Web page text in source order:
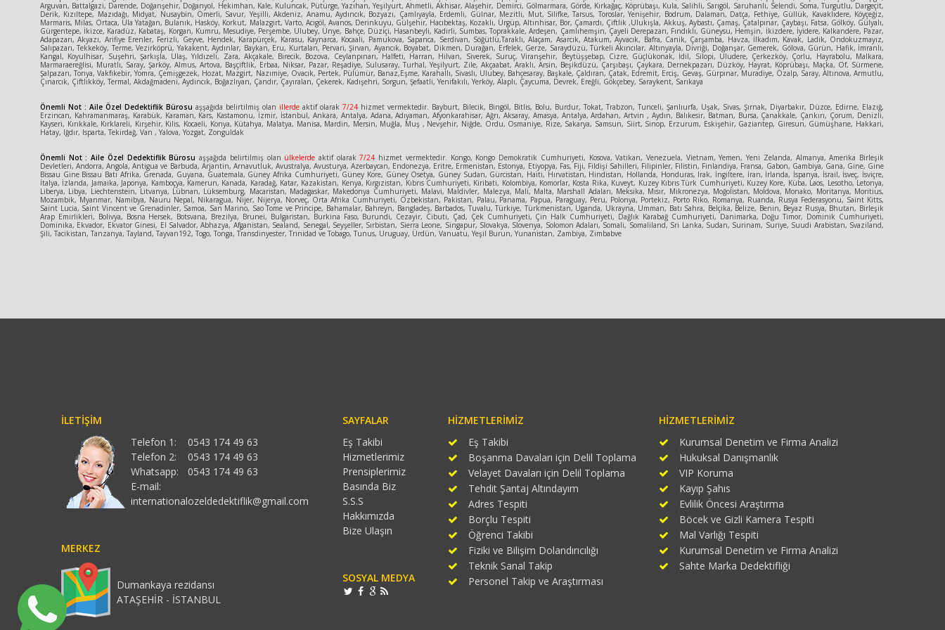
Arguvan, Battalgazi, Darende, Doğanşehir, Doğanyol, Hekimhan, Kale, Kuluncak, Pütürge, Yazıhan, Yeşilyurt, Ahmetli, Akhisar, Alaşehir, Demirci, Gölmarmara, Görde, Kırkağaç, Köprübaşı, Kula, Salihli, Sarıgöl, Saruhanlı, Selendi, Soma, Turgutlu, Dargeçit,
Derik, Kızıltepe, Mazıdağı, Midyat, Nusaybin, Ömerli, Savur, Yeşilli, Akdeniz, Anamu, Aydıncık, Bozyazı, Çamlıyayla, Erdemli, Gülnar, Mezitli, Mut, Silifke, Tarsus, Toroslar, Yenişehir, Bodrum, Dalaman, Datça, Fethiye, Güllük, Kavaklıdere, Köyçeğiz,
Marmaris, Milas, Ortaca, Ula Yatağan, Bulanık, Hasköy, Korkut, Malazgirt, Varto, Acıgöl, Avanos, Derinkuyu, Gülşehir, Hacıbektaş, Kozaklı, Ürgüp, Altınhisar, Bor, Çamardı, Çiftlik ,Ulukışla, Akkuş, Aybastı, Çamaş, Çatalpınar, Çaybaşı, Fatsa, Gölköy, Gülyalı,
Gürgentepe, İkizce, Karadüz, Kabataş, Korgan, Kumru, Mesudiye, Perşembe, Ulubey, Ünye, Bahçe, Düziçi, Hasanbeyli, Kadirli, Sumbas, Toprakkale, Ardeşen, Çamlıhemşin, Çayeli Derepazarı, Fındıklı, Güneysu, Hemşin, İkizdere, İyidere, Kalkandere, Pazar,
Adapazarı, Akyazı, Arifiye Erenler, Ferizli, Geyve, Hendek, Karapürçek, Karasu, Kaynarca, Kocaali, Pamukova, Sapanca, Serdivan, Söğütlü,Taraklı, Alaçam, Asarcık, Atakum, Ayvacık, Bafra, Canik, Çarşamba, Havza, İlkadım, Kavak, Ladik, Ondokuzmayız,
Salıpazarı, Tekkeköy, Terme, Vezirköprü, Yakakent, Aydınlar, Baykan, Eru, Kurtalan, Pervari, Şirvan, Ayancık, Boyabat, Dikmen, Durağan, Erfelek, Gerze, Saraydüzü, Türkeli Akıncılar, Altınyayla, Divriği, Doğanşar, Gemerek, Gölova, Gürün, Hafik, İmranlı,
Kangal, Koyulhisar, Suşehri, Şarkışla, Ulaş, Yıldızeli, Zara, Akçakale, Birecik, Bozova, Ceylanpınarı, Halfeti, Harran, Hilvan, Siverek, Suruç, Viranşehir, Beytüşşebap, Cizre, Güçlükonak, İdil, Silopi, Uludere, Çerkezköy, Çorlu, Hayrabolu, Malkara,
Marmaraereğlisi, Muratlı, Saray, Şarköy, Almus, Artova, Başçiftlik, Erbaa, Niksar, Pazar, Reşadiye, Sulusaray, Turhal, Yeşilyurt, Zile, Akçaabat, Araklı, Arsin, Beşikdüzü, Çarşıbaşı, Çaykara, Dernekpazarı, Düzköy, Hayrat, Köprübaşı, Maçka, Of, Sürmene,
Şalpazarı, Tonya, Vakfıkebir, Yomra, Çemişgezek, Hozat, Mazgirt, Nazımiye, Ovacık, Pertek, Pülümür, Banaz,Eşme, Karahallı, Sivaslı, Ulubey, Bahçesaray, Başkale, Çaldıran, Çatak, Edremit, Erciş, Gevaş, Gürpınar, Muradiye, Özalp, Saray, Altınova, Armutlu,
Çınarcık, Çiftlikköy, Termal, Akdağmadeni, Aydıncık, Boğazlıyan, Çandır, Çayıralan, Çekerek, Kadışehri, Sorgun, Şefaatli, Yenifakılı, Yerköy, Alaplı, Çaycuma, Devrek, Ereğli, Gökçebey, Saraykent, Sarıkaya
Önemli Not : Aile Özel Dedektiflik Bürosu aşşağıda belirtilmiş olan illerde aktif olarak 7/24 hizmet vermektedir. Bayburt, Bilecik, Bingöl, Bitlis, Bolu, Burdur, Tokat, Trabzon, Tunceli, Şanlıurfa, Uşak, Sivas, Şırnak, Diyarbakır, Düzce, Edirne, Elazığ,
Erzincan, Kahramanmaraş, Karabük, Karaman, Kars, Kastamonu, İzmir, İstanbul, Ankara, Antalya, Adana, Adıyaman, Afyonkarahisar, Ağrı, Aksaray, Amasya, Antalya, Ardahan, Artvin , Aydın, Balıkesir, Batman, Bursa, Çanakkale, Çankırı, Çorum, Denizli,
Kayseri, Kırıkkale, Kırklareli, Kırşehir, Kilis, Kocaeli, Konya, Kütahya, Malatya, Manisa, Mardin, Mersin, Muğla, Muş , Nevşehir, Niğde, Ordu, Osmaniye, Rize, Sakarya, Samsun, Siirt, Sinop, Erzurum, Eskişehir, Gaziantep, Giresun, Gümüşhane, Hakkari,
Hatay, Iğdır, Isparta, Tekirdağ, Van , Yalova, Yozgat, Zonguldak
Önemli Not : Aile Özel Dedektiflik Bürosu aşşağıda belirtilmiş olan ülkelerde aktif olarak7/24 hizmet vermektedir. Kongo, Kongo Demokratik Cumhuriyeti, Kosova, Vatikan, Venezuela, Vietnam, Yemen, Yeni Zelanda, Almanya, Amerika Birleşik
Devletleri, Andorra, Angola, Antigua ve Barbuda, Arjantin, Arnavutluk, Avustralya, Avusturya, Azerbaycan, Endonezya, Eritre, Ermenistan, Estonya, Etiyopya, Fas, Fiji, Fildişi Sahilleri, Filipinler, Filistin, Finlandiya, Fransa, Gabon, Gambiya, Gana, Gine, Gine
Bissau Gine Bissau Batı Afrika, Grenada, Guyana, Guatemala, Güney Afrika Cumhuriyeti, Güney Kore, Güney Osetya, Güney Sudan, Gürcistan, Haiti, Hırvatistan, Hindistan, Hollanda, Honduras, Irak, İngiltere, İran, İrlanda, İspanya, İsrail, İsveç, İsviçre,
İtalya, İzlanda, Jamaika, Japonya, Kamboçya, Kamerun, Kanada, Karadağ, Katar, Kazakistan, Kenya, Kırgızistan, Kıbrıs Cumhuriyeti, Kiribati, Kolombiya, Komorlar, Kosta Rika, Kuveyt, Kuzey Kıbrıs Türk Cumhuriyeti, Kuzey Kore, Küba, Laos, Lesotho, Letonya,
Liberya, Libya, Liechtenstein, Litvanya, Lübnan, Lüksemburg, Macaristan, Madagaskar, Makedonya Cumhuriyeti, Malavi, Maldivler, Malezya, Mali, Malta, Marshall Adaları, Meksika, Mısır, Mikronezya, Moğolistan, Moldova, Monako, Moritanya, Moritius,
Mozambik, Myanmar, Namibya, Nauru Nepal, Nikaragua, Nijer, Nijerya, Norveç, Orta Afrika Cumhuriyeti, Özbekistan, Pakistan, Palau, Panama, Papua, Paraguay, Peru, Polonya, Portekiz, Porto Riko, Romanya, Ruanda, Rusya Federasyonu, Saint Kitts,
Saint Lucia, Saint Vincent ve Grenadinler, Samoa, San Marino, Sao Tome ve Principe, Bahamalar, Bahreyn, Bangladeş, Barbados, Tuvalu, Türkiye, Türkmenistan, Uganda, Ukrayna, Umman, Batı Sahra, Belçika, Belize, Benin, Beyaz Rusya, Bhutan, Birleşik
Arap Emirlikleri, Bolivya, Bosna Hersek, Botsvana, Brezilya, Brunei, Bulgaristan, Burkina Faso, Burundi, Cezayir, Cibuti, Çad, Çek Cumhuriyeti, Çin Halk Cumhuriyeti, Dağlık Karabağ Cumhuriyeti, Danimarka, Doğu Timor, Dominik Cumhuriyeti,
Dominika, Ekvador, Ekvator Ginesi, El Salvador, Abhazya, Afganistan, Sealand, Senegal, Seyşeller, Sırbistan, Sierra Leone, Singapur, Slovakya, Slovenya, Solomon Adaları, Somali, Somaliland, Sri Lanka, Sudan, Surinam, Suriye, Suudi Arabistan, Svaziland,
Şili, Tacikistan, Tanzanya, Tayland, Tayvan192, Togo, Tonga, Transdinyester, Trinidad ve Tobago, Tunus, Uruguay, Ürdün, Vanuatu, Yeşil Burun, Yunanistan, Zambiya, Zimbabve
İLETIŞIM
Telefon 1:
0543 174 49 63
Telefon 2:
0543 174 49 63
Whatsapp:
0543 174 49 63
E-mail:
internationalozeldedektiflik@gmail.com
MERKEZ
Dumankaya rezidansı
ATAŞEHİR - İSTANBUL
SAYFALAR
Eş Takibi
Hizmetlerimiz
Prensiplerimiz
Basında Biz
S.S.S
Hakkımızda
Bize Ulaşın
SOSYAL MEDYA
HIZMETLERIMIZ
Eş Takibi
Boşanma Davaları için Delil Toplama
Velayet Davaları için Delil Toplama
Tehdit Şantaj Altındayım
Adres Tespiti
Borçlu Tespiti
Öğrenci Takibi
Fiziki ve Bilişim Dolandırıcılığı
Teknik Sanal Takip
Personel Takip ve Araştırması
HIZMETLERIMIZ
Kurumsal Denetim ve Firma Analizi
Hukuksal Danışmanlık
VIP Koruma
Kayıp Şahıs
Evlilik Öncesi Araştırma
Böcek ve Gizli Kamera Tespiti
Mal Varlığı Tespiti
Kurumsal Denetim ve Firma Analizi
Sahte Marka Dedektifliği